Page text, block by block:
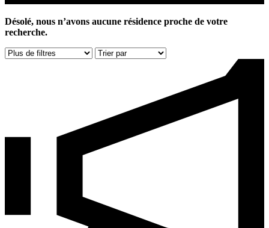
Désolé, nous n’avons aucune résidence proche de votre
recherche.